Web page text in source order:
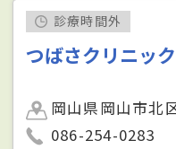
診療時間外
つばさクリニッ
岡山県岡山市北
086-254-0283